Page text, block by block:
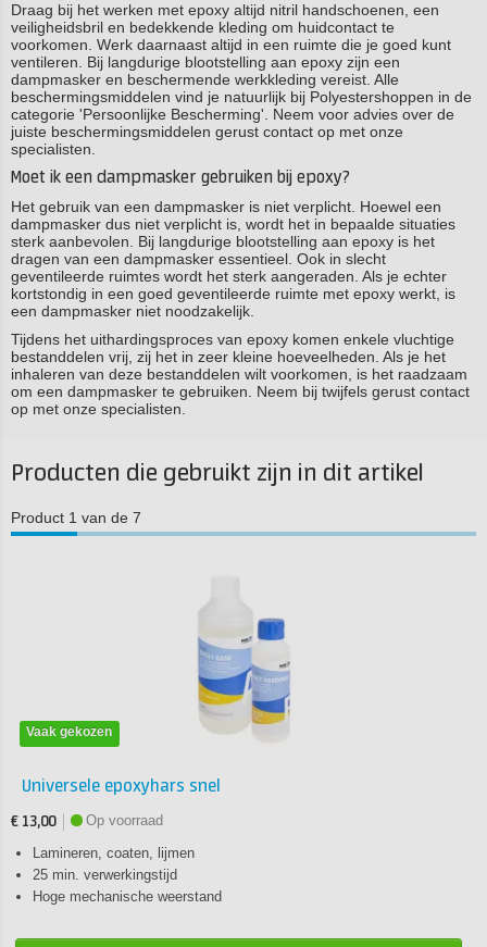
Draag bij het werken met epoxy altijd nitril handschoenen, een
veiligheidsbril en bedekkende kleding om huidcontact te
voorkomen. Werk daarnaast altijd in een ruimte die je goed kunt
ventileren. Bij langdurige blootstelling aan epoxy zijn een
dampmasker en beschermende werkkleding vereist. Alle
beschermingsmiddelen vind je natuurlijk bij Polyestershoppen in de
categorie 'Persoonlijke Bescherming'. Neem voor advies over de
juiste beschermingsmiddelen gerust contact op met onze
specialisten.
Moet ik een dampmasker gebruiken bij epoxy?
Het gebruik van een dampmasker is niet verplicht. Hoewel een
dampmasker dus niet verplicht is, wordt het in bepaalde situaties
sterk aanbevolen. Bij langdurige blootstelling aan epoxy is het
dragen van een dampmasker essentieel. Ook in slecht
geventileerde ruimtes wordt het sterk aangeraden. Als je echter
kortstondig in een goed geventileerde ruimte met epoxy werkt, is
een dampmasker niet noodzakelijk.
Tijdens het uithardingsproces van epoxy komen enkele vluchtige
bestanddelen vrij, zij het in zeer kleine hoeveelheden. Als je het
inhaleren van deze bestanddelen wilt voorkomen, is het raadzaam
om een dampmasker te gebruiken. Neem bij twijfels gerust contact
op met onze specialisten.
Producten die gebruikt zijn in dit artikel
Product 1 van de 7
Vaak gekozen
Universele epoxyhars snel
€ 13,00
Op voorraad
Lamineren, coaten, lijmen
25 min. verwerkingstijd
Hoge mechanische weerstand